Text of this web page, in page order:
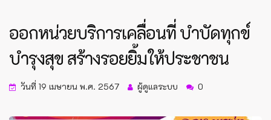
ออกหน่วยบริการเคลื่อนที่ บำบัดทุกข์
บำรุงสุข สร้างรอยยิ้มให้ประชาชน
วันที่ 19 เมษายน พ.ศ. 2567 ผู้ดูแลระบบ 0